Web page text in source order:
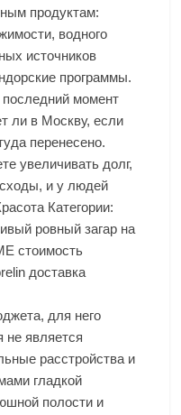
продуктам:
водного
источников
программы.
момент
ли в Москву, если
перенесено.
увеличивать долг,
и у людей
Категории:
ровный загар на
стоимость
доставка
для него
не является
расстройства и
гладкой
полости и